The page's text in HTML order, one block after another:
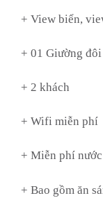
+ View biển,
+ 01 Giường đôi
+ 2 khách
+ Wifi miễn phí
+ Miễn phí
+ Bao gồm ăn